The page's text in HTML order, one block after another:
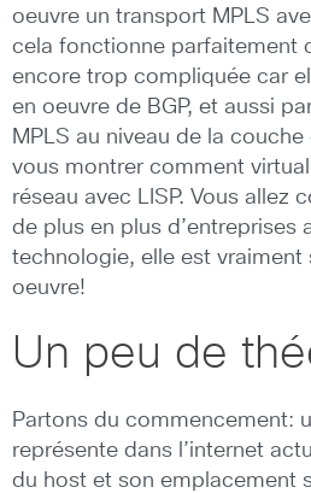
oeuvre un transport MPLS
cela fonctionne parfaitement
encore trop compliquée car
en oeuvre de BGP, et aussi
MPLS au niveau de la
vous montrer comment
réseau avec LISP. Vous allez
de plus en plus d’entreprises
technologie, elle est vraiment
oeuvre!
Un peu de
Partons du commencement:
représente dans l’internet
du host et son emplacement